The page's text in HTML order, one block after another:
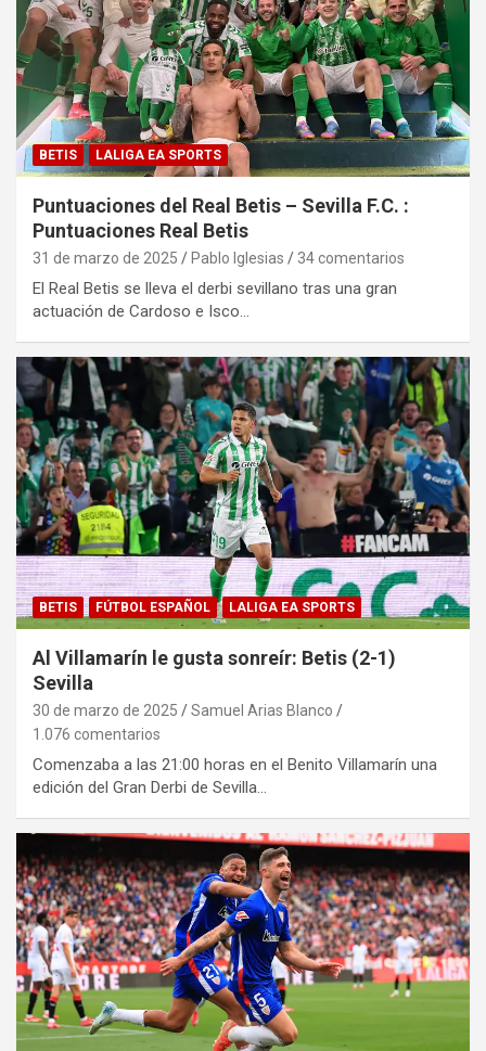
BETIS LALIGA EA SPORTS
Puntuaciones del Real Betis – Sevilla F.C. :
Puntuaciones Real Betis
31 de marzo de 2025 Pablo Iglesias 34 comentarios
El Real Betis se lleva el derbi sevillano tras una gran
actuación de Cardoso e Isco…
BETIS FÚTBOL ESPAÑOL LALIGA EA SPORTS
Al Villamarín le gusta sonreír: Betis (2-1)
Sevilla
30 de marzo de 2025
Samuel Arias Blanco
1.076 comentarios
Comenzaba a las 21:00 horas en el Benito Villamarín una
edición del Gran Derbi de Sevilla…